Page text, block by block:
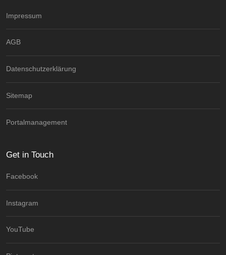
Impressum
AGB
Datenschutzerklärung
Sitemap
Portalmanagement
Get in Touch
Facebook
Instagram
YouTube